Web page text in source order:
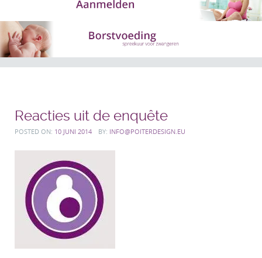
Reacties uit de enquête
POSTED ON: 10 JUNI 2014 BY: INFO@POITERDESIGN.EU